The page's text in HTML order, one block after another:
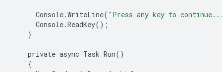
Console.WriteLine( "Press any key to
Console.ReadKey();
}
private async Task Run()
{